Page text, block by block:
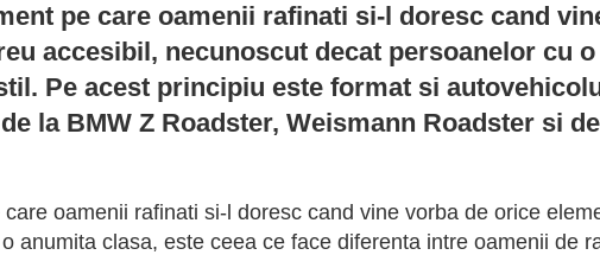
pe care oamenii rafinati si-l doresc cand
accesibil, necunoscut decat persoanelor cu
Pe acest principiu este format si
la BMW Z Roadster, Weismann Roadster si
oamenii rafinati si-l doresc cand vine vorba de orice
anumita clasa, este ceea ce face diferenta intre oamenii de